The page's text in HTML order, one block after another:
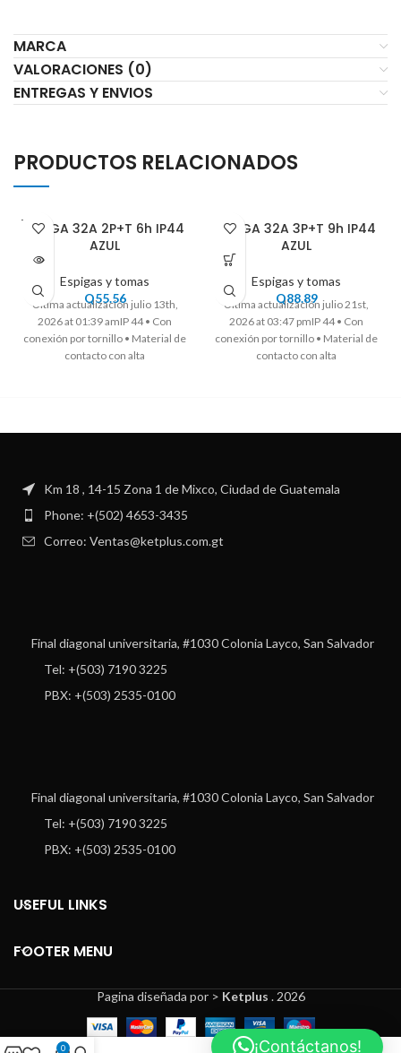
MARCA
VALORACIONES (0)
ENTREGAS Y ENVIOS
PRODUCTOS RELACIONADOS
VENDI
DO
ESPIGA 32A 2P+T 6h IP44
AZUL
Espigas y tomas
Q55.56
Ultima actualización julio 13th,
2026 at 01:39 amIP 44 • Con
conexión por tornillo • Material de
contacto con alta
ESPIGA 32A 3P+T 9h IP44
AZUL
Espigas y tomas
Q88.89
Ultima actualización julio 21st,
2026 at 03:47 pmIP 44 • Con
conexión por tornillo • Material de
contacto con alta
Km 18 , 14-15 Zona 1 de Mixco, Ciudad de Guatemala
Phone: +(502) 4653-3435
Correo: Ventas@ketplus.com.gt
Final diagonal universitaria, #1030 Colonia Layco, San Salvador
Tel: +(503) 7190 3225
PBX: +(503) 2535-0100
Final diagonal universitaria, #1030 Colonia Layco, San Salvador
Tel: +(503) 7190 3225
PBX: +(503) 2535-0100
USEFUL LINKS
FOOTER MENU
Pagina diseñada por > Ketplus . 2026
0 ¡Contáctanos!